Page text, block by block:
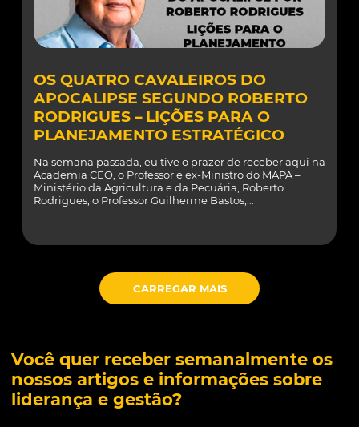
OS QUATRO CAVALEIROS DO
APOCALIPSE SEGUNDO ROBERTO
RODRIGUES – LIÇÕES PARA O
PLANEJAMENTO ESTRATÉGICO
Na semana passada, eu tive o prazer de receber aqui na
Academia CEO, o Professor e ex-Ministro do MAPA –
Ministério da Agricultura e da Pecuária, Roberto
Rodrigues, o Professor Guilherme Bastos,...
CARREGAR MAIS
Você quer receber semanalmente os
nossos artigos e informações sobre
liderança e gestão?